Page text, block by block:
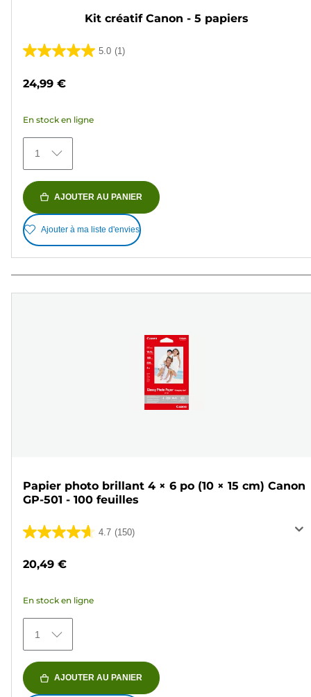
Kit créatif Canon - 5 papiers
5.0 (1)
5.0
5
1
avis
24,99 €
En stock en ligne
1
AJOUTER AU PANIER
Ajouter à ma liste d'envies
Papier photo brillant 4 × 6 po (10 × 15 cm) Canon
GP-501 - 100 feuilles
4.7 (150)
4.7
150
avis
20,49 €
En stock en ligne
1
AJOUTER AU PANIER